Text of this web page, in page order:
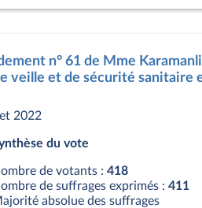
n° 61 de Mme
veille et de sécurité sanitaire
2022
du vote
de votants : 418
de suffrages exprimés : 411
absolue des suffrages